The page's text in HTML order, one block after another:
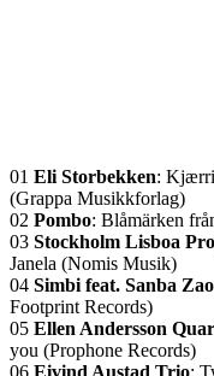
01 Eli Storbekken:
(Grappa Musikkforlag)
02 Pombo: Blåmärken
03 Stockholm Lisboa
Janela (Nomis Musik)
04 Simbi feat. Sanba Zao
Footprint Records)
05 Ellen Andersson
you (Prophone Records)
06 Eivind Austad Trio: